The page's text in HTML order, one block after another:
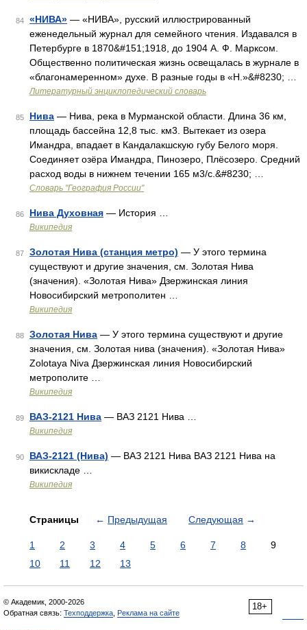
84 «НИВА» — «НИВА», русский иллюстрированный
еженедельный журнал для семейного чтения. Издавался в
Петербурге в 1870&#151;1918, до 1904 А. Ф. Марксом.
Общественно политическая жизнь освещалась в журнале в
«благонамеренном» духе. В разные годы в «Н.»&#8230; …
Литературный энциклопедический словарь
85 Нива — Нива, река в Мурманской области. Длина 36 км,
площадь бассейна 12,8 тыс. км3. Вытекает из озера
Имандра, впадает в Кандалакшскую губу Белого моря.
Соединяет озёра Имандра, Пинозеро, Плёсозеро. Средний
расход воды в нижнем течении 165 м3/с.&#8230; …
Словарь "География России"
86 Нива Духовная — История …
Википедия
87 Золотая Нива (станция метро) — У этого термина
существуют и другие значения, см. Золотая Нива
(значения). «Золотая Нива» Дзержинская линия
Новосибирский метрополитен …
Википедия
88 Золотая Нива — У этого термина существуют и другие
значения, см. Золотая нива (значения). «Золотая Нива»
Zolotaya Niva Дзержинская линия Новосибирский
метрополите …
Википедия
89 ВАЗ-2121 Нива — ВАЗ 2121 Нива …
Википедия
90 ВАЗ-2121 (Нива) — ВАЗ 2121 Нива ВАЗ 2121 Нива на
викискладе …
Википедия
Страницы ← Предыдущая Следующая →
1 2 3 4 5 6 7 8
9
10
11 12 13
18+
© Академик, 2000-2026
Обратная связь: Техподдержка Реклама на сайте